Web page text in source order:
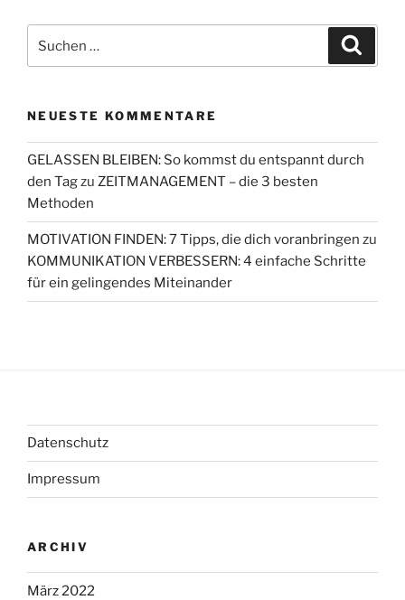
nach:
NEUESTE KOMMENTARE
GELASSEN BLEIBEN: So kommst du entspannt durch
den Tagzu ZEITMANAGEMENT – die 3 besten
Methoden
MOTIVATION FINDEN: 7 Tipps, die dich voranbringen zu
KOMMUNIKATION VERBESSERN: 4 einfache Schritte
für ein gelingendes Miteinander
Datenschutz
Impressum
ARCHIV
März 2022